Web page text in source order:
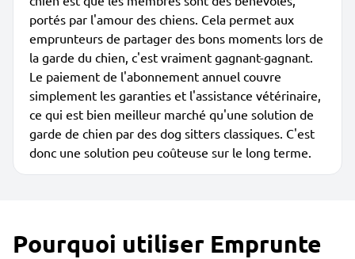
portés par l'amour des chiens. Cela permet aux
emprunteurs de partager des bons moments lors de
la garde du chien, c'est vraiment gagnant-gagnant.
Le paiement de l'abonnement annuel couvre
simplement les garanties et l'assistance vétérinaire,
ce qui est bien meilleur marché qu'une solution de
garde de chien par des dog sitters classiques. C'est
donc une solution peu coûteuse sur le long terme.
Pourquoi utiliser Emprunte